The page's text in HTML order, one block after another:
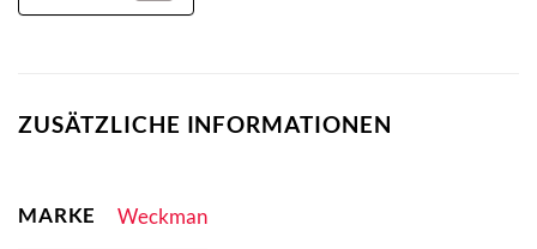
ZUSÄTZLICHE INFORMATIONEN
MARKE Weckman